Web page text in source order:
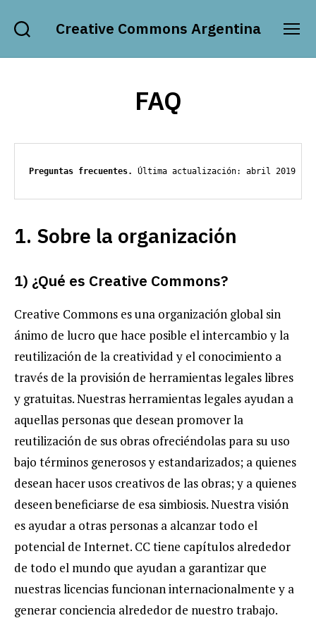
Creative Commons Argentina
FAQ
Preguntas frecuentes. Última actualización: abril 2019
1. Sobre la organización
1) ¿Qué es Creative Commons?
Creative Commons es una organización global sin
ánimo de lucro que hace posible el intercambio y la
reutilización de la creatividad y el conocimiento a
través de la provisión de herramientas legales libres
y gratuitas. Nuestras herramientas legales ayudan a
aquellas personas que desean promover la
reutilización de sus obras ofreciéndolas para su uso
bajo términos generosos y estandarizados; a quienes
desean hacer usos creativos de las obras; y a quienes
deseen beneficiarse de esa simbiosis. Nuestra visión
es ayudar a otras personas a alcanzar todo el
potencial de Internet. CC tiene capítulos alrededor
de todo el mundo que ayudan a garantizar que
nuestras licencias funcionan internacionalmente y a
generar conciencia alrededor de nuestro trabajo.